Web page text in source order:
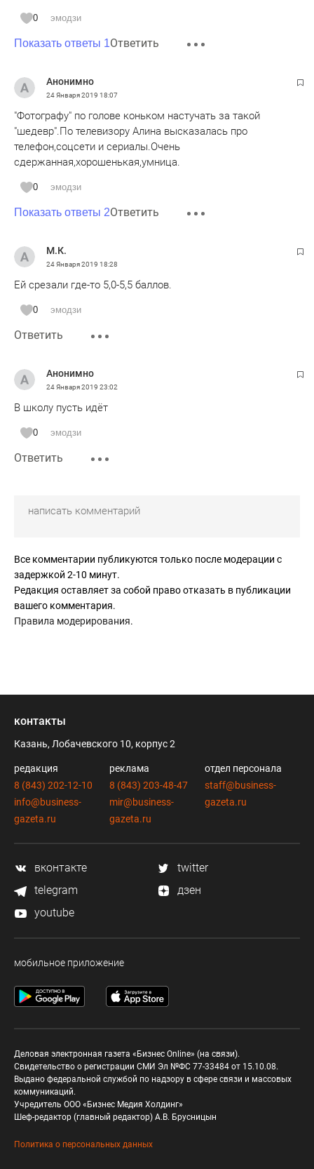
0 эмодзи
Показать ответы 1Ответить
Анонимно
24 Января 2019 18:07
"Фотографу" по голове коньком настучать за такой
"шедевр".По телевизору Алина высказалась про
телефон,соцсети и сериалы.Очень
сдержанная,хорошенькая,умница.
0 эмодзи
Показать ответы 2Ответить
М.К.
24 Января 2019 18:28
Ей срезали где-то 5,0-5,5 баллов.
0 эмодзи
Ответить
Анонимно
24 Января 2019 23:02
В школу пусть идёт
0 эмодзи
Ответить
Все комментарии публикуются только после модерации с
задержкой 2-10 минут.
Редакция оставляет за собой право отказать в публикации
вашего комментария.
Правила модерирования.
контакты
Казань, Лобачевского 10, корпус 2
редакция
8 (843) 202-12-10
info@business-
gazeta.ru
реклама
8 (843) 203-48-47
mir@business-
gazeta.ru
отдел персонала
staff@business-
gazeta.ru
вконтакте
twitter
telegram
дзен
youtube
мобильное приложение
Деловая электронная газета «Бизнес Online» (на связи).
Свидетельство о регистрации СМИ Эл №ФС 77-33484 от 15.10.08.
Выдано федеральной службой по надзору в сфере связи и массовых
коммуникаций.
Учредитель ООО «Бизнес Медия Холдинг»
Шеф-редактор (главный редактор) А.В. Брусницын
Политика о персональных данных